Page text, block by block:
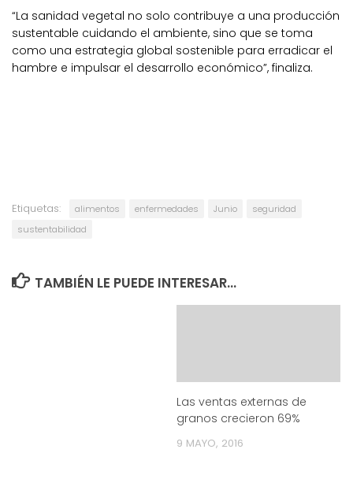
“La sanidad vegetal no solo contribuye a una producción
sustentable cuidando el ambiente, sino que se toma
como una estrategia global sostenible para erradicar el
hambre e impulsar el desarrollo económico”, finaliza.
Etiquetas: alimentos enfermedades Junio
seguridad
sustentabilidad
TAMBIÉN LE PUEDE INTERESAR...
Las ventas externas de
granos crecieron 69%
9 MAYO, 2016